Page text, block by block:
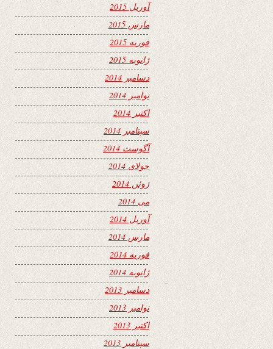
آوریل 2015
مارس 2015
فوریه 2015
ژانویه 2015
دسامبر 2014
نوامبر 2014
اکتبر 2014
سپتامبر 2014
آگوست 2014
جولای 2014
ژوئن 2014
می 2014
آوریل 2014
مارس 2014
فوریه 2014
ژانویه 2014
دسامبر 2013
نوامبر 2013
اکتبر 2013
سپتامبر 2013